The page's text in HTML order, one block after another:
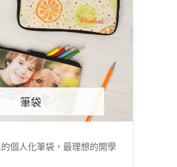
筆袋
個人化筆袋，最理想的開學